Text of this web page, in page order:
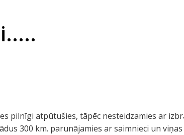
pilnīgi atpūtušies, tāpēc nesteidzamies ar
300 km. parunājamies ar saimnieci un